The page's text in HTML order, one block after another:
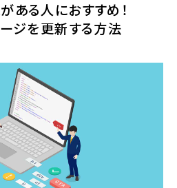
ある人におすすめ！
ジを更新する方法